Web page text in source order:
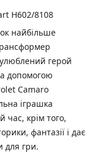
H602/8108
найбільше
герой
допомогою
Camaro
іграшка
крім того,
фантазії і дає
для гри.